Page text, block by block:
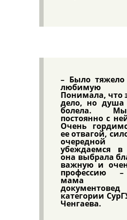
– Было тяжело
Понимала, что
дело, но душа
болела.
постоянно с
Очень
ее отвагой,
убеждаемся
она выбрала
важную и
профессию
мама
категории
Ченгаева.